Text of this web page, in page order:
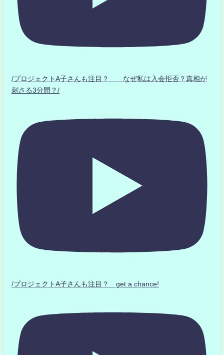
/プロジェクトA子さんも注目？ なぜ私は入会拒否？真相が
刺さる3分間？/
/プロジェクトA子さんも注目？ get a chance!